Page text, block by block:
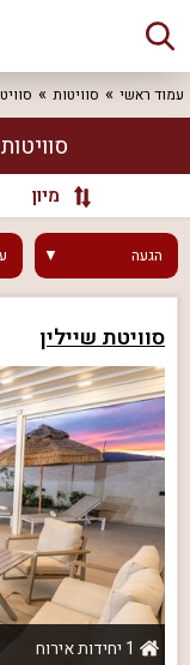
עמוד ראשי סוויטות
מיון
הגעה
סוויטת שיילין
1 יחידות אירוח